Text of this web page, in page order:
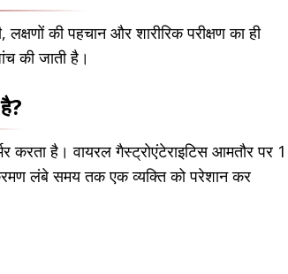
की पहचान और शारीरिक परीक्षण का ही
की जाती है।
करता है। वायरल गैस्ट्रोएंटेराइटिस आमतौर पर 1
लंबे समय तक एक व्यक्ति को परेशान कर